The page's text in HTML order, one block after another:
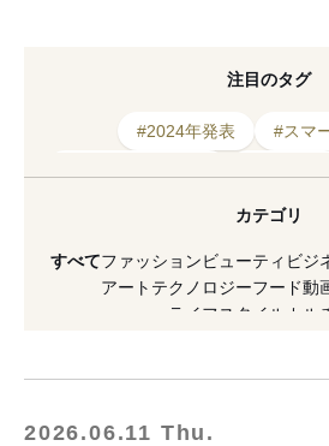
注目のタグ
#2024年発表
#スマ
#ワークショップ
#2026年発表
#NFT
カテゴリ
すべてファッションビューティ ビジ
アート テクノロジーフード動
ライフスタイル
カル
2026.06.11 Thu.